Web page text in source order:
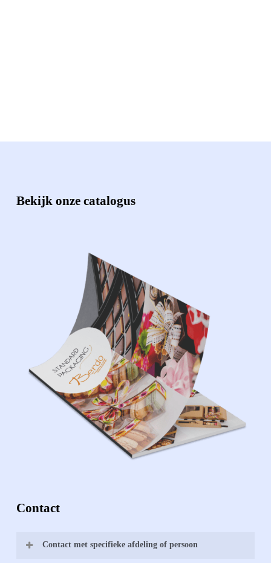
Bekijk onze catalogus
Contact
Contact met specifieke afdeling of persoon